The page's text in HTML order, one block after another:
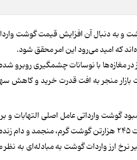
و به دنبال آن افزایش قیمت گوشت
که امید می‌رود این امر محقق شود.
با نوسانات چشمگیری روبرو شده
بازار منجر به افت قدرت خرید و کاهش
گوشت وارداتی عامل اصلی التهابات و
تعدیل قیمت و تنظیم بازار مسئولان وزارت جهاد مجوز واردات ۲۴۵
نرخ ارز واردات گوشت به مبادله‌ای به